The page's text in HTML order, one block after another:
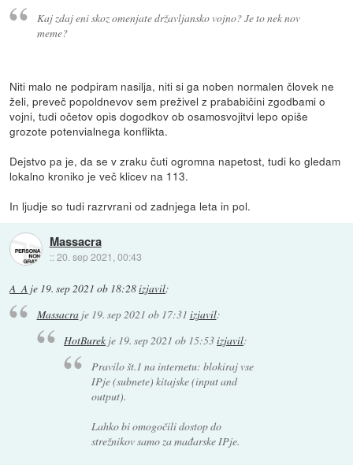
Kaj zdaj eni skoz omenjate državljansko vojno? Je to nek nov
meme?
Niti malo ne podpiram nasilja, niti si ga noben normalen človek ne
želi, preveč popoldnevov sem preživel z prababičini zgodbami o
vojni, tudi očetov opis dogodkov ob osamosvojitvi lepo opiše
grozote potenvialnega konflikta.
Dejstvo pa je, da se v zraku čuti ogromna napetost, tudi ko gledam
lokalno kroniko je več klicev na 113.
In ljudje so tudi razrvrani od zadnjega leta in pol.
Massacra
::20. sep 2021, 00:43
A_A je 19. sep 2021 ob 18:28izjavil:
Massacraje 19. sep 2021 ob 17:31 izjavil:
HotBurek je 19. sep 2021 ob 15:53izjavil:
Pravilo št.1 na internetu: blokiraj vse
IPje (subnete) kitajske (input and
output).
Lahko bi omogočili dostop do
strežnikov samo za mađarske IPje.